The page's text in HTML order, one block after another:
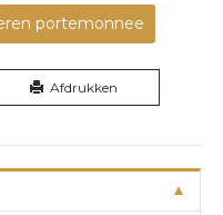
portemonnee
Afdrukken